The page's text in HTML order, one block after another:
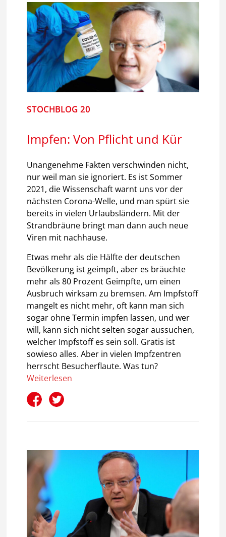
STOCHBLOG 20
Impfen: Von Pflicht und Kür
Unangenehme Fakten verschwinden nicht,
nur weil man sie ignoriert. Es ist Sommer
2021, die Wissenschaft warnt uns vor der
nächsten Corona-Welle, und man spürt sie
bereits in vielen Urlaubsländern. Mit der
Strandbräune bringt man dann auch neue
Viren mit nachhause.
Etwas mehr als die Hälfte der deutschen
Bevölkerung ist geimpft, aber es bräuchte
mehr als 80 Prozent Geimpfte, um einen
Ausbruch wirksam zu bremsen. Am Impfstoff
mangelt es nicht mehr, oft kann man sich
sogar ohne Termin impfen lassen, und wer
will, kann sich nicht selten sogar aussuchen,
welcher Impfstoff es sein soll. Gratis ist
sowieso alles. Aber in vielen Impfzentren
herrscht Besucherflaute. Was tun?
Weiterlesen